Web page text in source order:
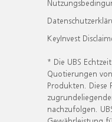
KeyInvest
* Die UBS
Quotierungen
Produkten. Diese
nachzufolgen.